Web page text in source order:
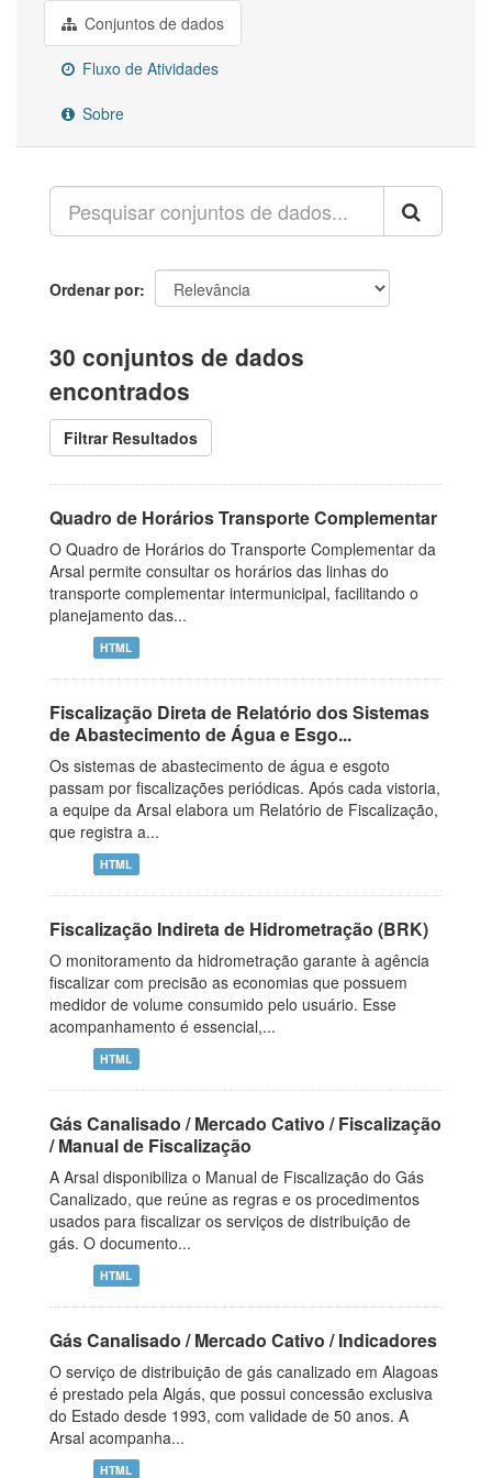
Conjuntos de dados
Fluxo de Atividades
Sobre
Ordenar por
30 conjuntos de dados
encontrados
Filtrar Resultados
Quadro de Horários Transporte Complementar
O Quadro de Horários do Transporte Complementar da
Arsal permite consultar os horários das linhas do
transporte complementar intermunicipal, facilitando o
planejamento das...
HTML
Fiscalização Direta de Relatório dos Sistemas
de Abastecimento de Água e Esgo...
Os sistemas de abastecimento de água e esgoto
passam por fiscalizações periódicas. Após cada vistoria,
a equipe da Arsal elabora um Relatório de Fiscalização,
que registra a...
HTML
Fiscalização Indireta de Hidrometração (BRK)
O monitoramento da hidrometração garante à agência
fiscalizar com precisão as economias que possuem
medidor de volume consumido pelo usuário. Esse
acompanhamento é essencial,...
HTML
Gás Canalisado / Mercado Cativo / Fiscalização
/ Manual de Fiscalização
A Arsal disponibiliza o Manual de Fiscalização do Gás
Canalizado, que reúne as regras e os procedimentos
usados para fiscalizar os serviços de distribuição de
gás. O documento...
HTML
Gás Canalisado / Mercado Cativo / Indicadores
O serviço de distribuição de gás canalizado em Alagoas
é prestado pela Algás, que possui concessão exclusiva
do Estado desde 1993, com validade de 50 anos. A
Arsal acompanha...
HTML